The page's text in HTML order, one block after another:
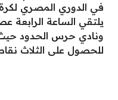
في الدوري المصري
يلتقي الساعة الرابعة
ونادي حرس الحدود
للحصول على الثلاث